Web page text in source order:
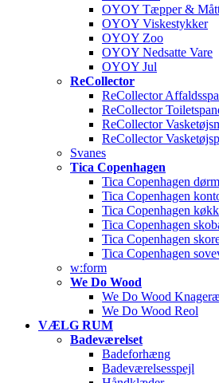
OYOY Tæpper &
OYOY Viskestykker
OYOY Zoo
OYOY Nedsatte Vare
OYOY Jul
ReCollector
ReCollector
ReCollector
ReCollector
ReCollector
Svanes
Tica Copenhagen
Tica Copenhagen
Tica Copenhagen
Tica Copenhagen
Tica Copenhagen
Tica Copenhagen
Tica Copenhagen
w:form
We Do Wood
We Do Wood
We Do Wood Reol
VÆLG RUM
Badeværelset
Badeforhæng
Badeværelsesspejl